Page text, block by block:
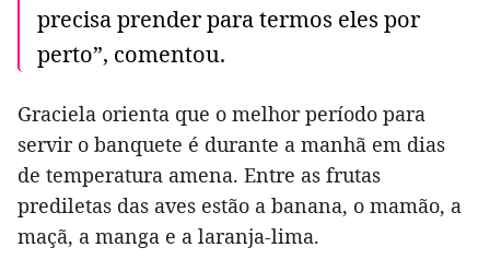
precisa prender para termos eles por
perto”, comentou.
Graciela orienta que o melhor período para
servir o banquete é durante a manhã em dias
de temperatura amena. Entre as frutas
prediletas das aves estão a banana, o mamão, a
maçã, a manga e a laranja-lima.